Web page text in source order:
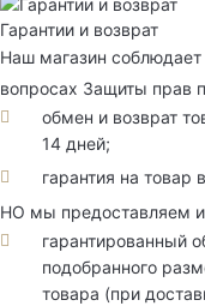
Гарантии и возврат
Наш магазин соблюдает
вопросах Защиты прав
обмен и возврат
14 дней;
гарантия на товар
НО мы предоставляем
гарантированный
подобранного
товара (при